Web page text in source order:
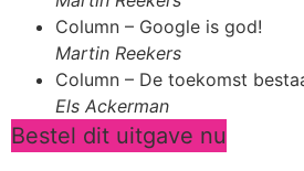
Column – Google is god!
Martin Reekers
Column – De toekomst
Els Ackerman
Bestel dit uitgave nu